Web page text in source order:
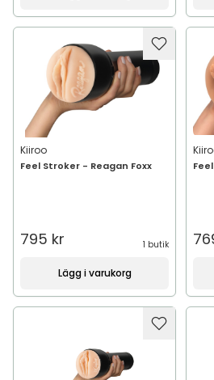
Kiiroo
Feel Stroker - Reagan Foxx
795 kr 1 butik
Lägg i varukorg